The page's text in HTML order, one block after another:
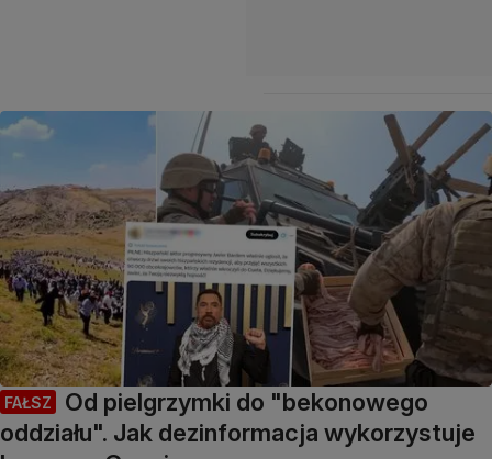
FAŁSZ
Od pielgrzymki do "bekonowego
oddziału". Jak dezinformacja wykorzystuje